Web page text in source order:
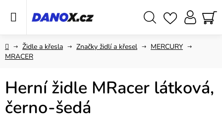
DomůŽidle a křesla Značky židlí a křesel
MERCURY
MRACER
Herní židle MRacer látková,
černo-šedá